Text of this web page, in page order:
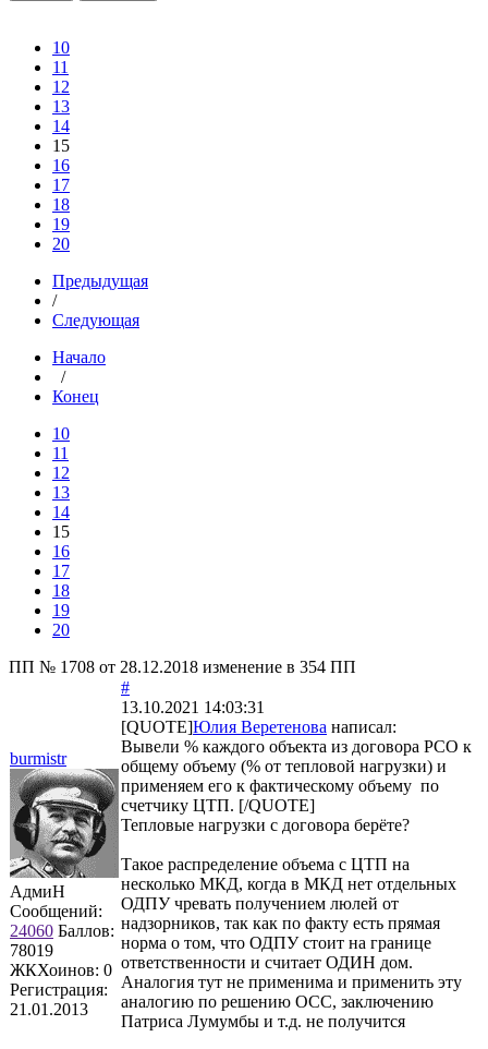
10
11
12
13
14
15
16
17
18
19
20
Предыдущая
/
Следующая
Начало
/
Конец
10
11
12
13
14
15
16
17
18
19
20
ПП № 1708 от 28.12.2018 изменение в 354 ПП
burmistr
АдмиН
Сообщений:
24060 Баллов:
78019
ЖКХоинов: 0
Регистрация:
21.01.2013
#
13.10.2021 14:03:31
[QUOTE]Юлия Веретенова написал:
Вывели % каждого объекта из договора РСО к
общему объему (% от тепловой нагрузки) и
применяем его к фактическому объему по
счетчику ЦТП. [/QUOTE]
Тепловые нагрузки с договора берёте?
Такое распределение объема с ЦТП на
несколько МКД, когда в МКД нет отдельных
ОДПУ чревать получением люлей от
надзорников, так как по факту есть прямая
норма о том, что ОДПУ стоит на границе
ответственности и считает ОДИН дом.
Аналогия тут не применима и применить эту
аналогию по решению ОСС, заключению
Патриса Лумумбы и т.д. не получится